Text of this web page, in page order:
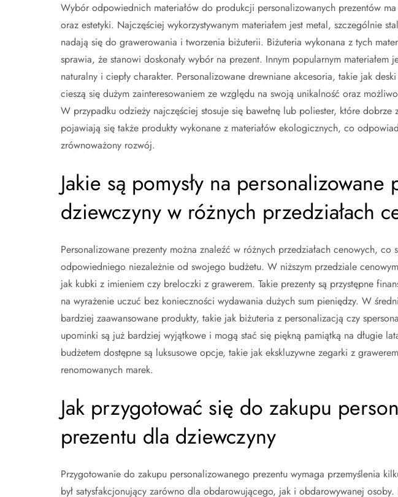
Wybór odpowiednich materiałów do produkcji personalizowanych prezentów
oraz estetyki. Najczęściej wykorzystywanym materiałem jest metal, szczególnie
nadają się do grawerowania i tworzenia biżuterii. Biżuteria wykonana z tych
sprawia, że stanowi doskonały wybór na prezent. Innym popularnym materiałem
naturalny i ciepły charakter. Personalizowane drewniane akcesoria, takie jak
cieszą się dużym zainteresowaniem ze względu na swoją unikalność oraz
W przypadku odzieży najczęściej stosuje się bawełnę lub poliester, które dobrze
pojawiają się także produkty wykonane z materiałów ekologicznych, co
zrównoważony rozwój.
Jakie są pomysły na personalizowane
dziewczyny w różnych przedziałach
Personalizowane prezenty można znaleźć w różnych przedziałach cenowych, co
odpowiedniego niezależnie od swojego budżetu. W niższym przedziale
jak kubki z imieniem czy breloczki z grawerem. Takie prezenty są przystępne
na wyrażenie uczuć bez konieczności wydawania dużych sum pieniędzy. W
bardziej zaawansowane produkty, takie jak biżuteria z personalizacją czy
upominki są już bardziej wyjątkowe i mogą stać się piękną pamiątką na długie
budżetem dostępne są luksusowe opcje, takie jak ekskluzywne zegarki z
renomowanych marek.
Jak przygotować się do zakupu
prezentu dla dziewczyny
Przygotowanie do zakupu personalizowanego prezentu wymaga przemyślenia
był satysfakcjonujący zarówno dla obdarowującego, jak i obdarowywanej